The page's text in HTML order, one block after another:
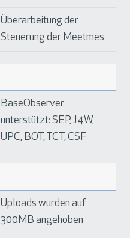
Überarbeitung der
Steuerung der Meetmes
BaseObserver
unterstützt: SEP, J4W,
UPC, BOT, TCT, CSF
Uploads wurden auf
300MB angehoben